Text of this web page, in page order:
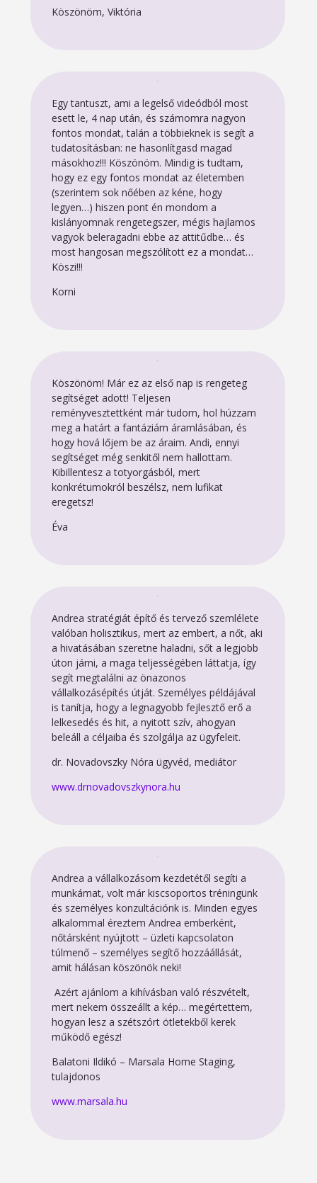
Köszönöm, Viktória
Egy tantuszt, ami a legelső videódból most
esett le, 4 nap után, és számomra nagyon
fontos mondat, talán a többieknek is segít a
tudatosításban: ne hasonlítgasd magad
másokhoz!!! Köszönöm. Mindig is tudtam,
hogy ez egy fontos mondat az életemben
(szerintem sok nőében az kéne, hogy
legyen…) hiszen pont én mondom a
kislányomnak rengetegszer, mégis hajlamos
vagyok beleragadni ebbe az attitűdbe… és
most hangosan megszólított ez a mondat…
Köszi!!!
Korni
Köszönöm! Már ez az első nap is rengeteg
segítséget adott! Teljesen
reményvesztettként már tudom, hol húzzam
meg a határt a fantáziám áramlásában, és
hogy hová lőjem be az áraim. Andi, ennyi
segítséget még senkitől nem hallottam.
Kibillentesz a totyorgásból, mert
konkrétumokról beszélsz, nem lufikat
eregetsz!
Éva
Andrea stratégiát építő és tervező szemlélete
valóban holisztikus, mert az embert, a nőt, aki
a hivatásában szeretne haladni, sőt a legjobb
úton járni, a maga teljességében láttatja, így
segít megtalálni az önazonos
vállalkozásépítés útját. Személyes példájával
is tanítja, hogy a legnagyobb fejlesztő erő a
lelkesedés és hit, a nyitott szív, ahogyan
beleáll a céljaiba és szolgálja az ügyfeleit.
dr. Novadovszky Nóra ügyvéd, mediátor
www.drnovadovszkynora.hu
Andrea a vállalkozásom kezdetétől segíti a
munkámat, volt már kiscsoportos tréningünk
és személyes konzultációnk is. Minden egyes
alkalommal éreztem Andrea emberként,
nőtársként nyújtott – üzleti kapcsolaton
túlmenő – személyes segítő hozzáállását,
amit hálásan köszönök neki!
Azért ajánlom a kihívásban való részvételt,
mert nekem összeállt a kép… megértettem,
hogyan lesz a szétszórt ötletekből kerek
működő egész!
Balatoni Ildikó – Marsala Home Staging,
tulajdonos
www.marsala.hu